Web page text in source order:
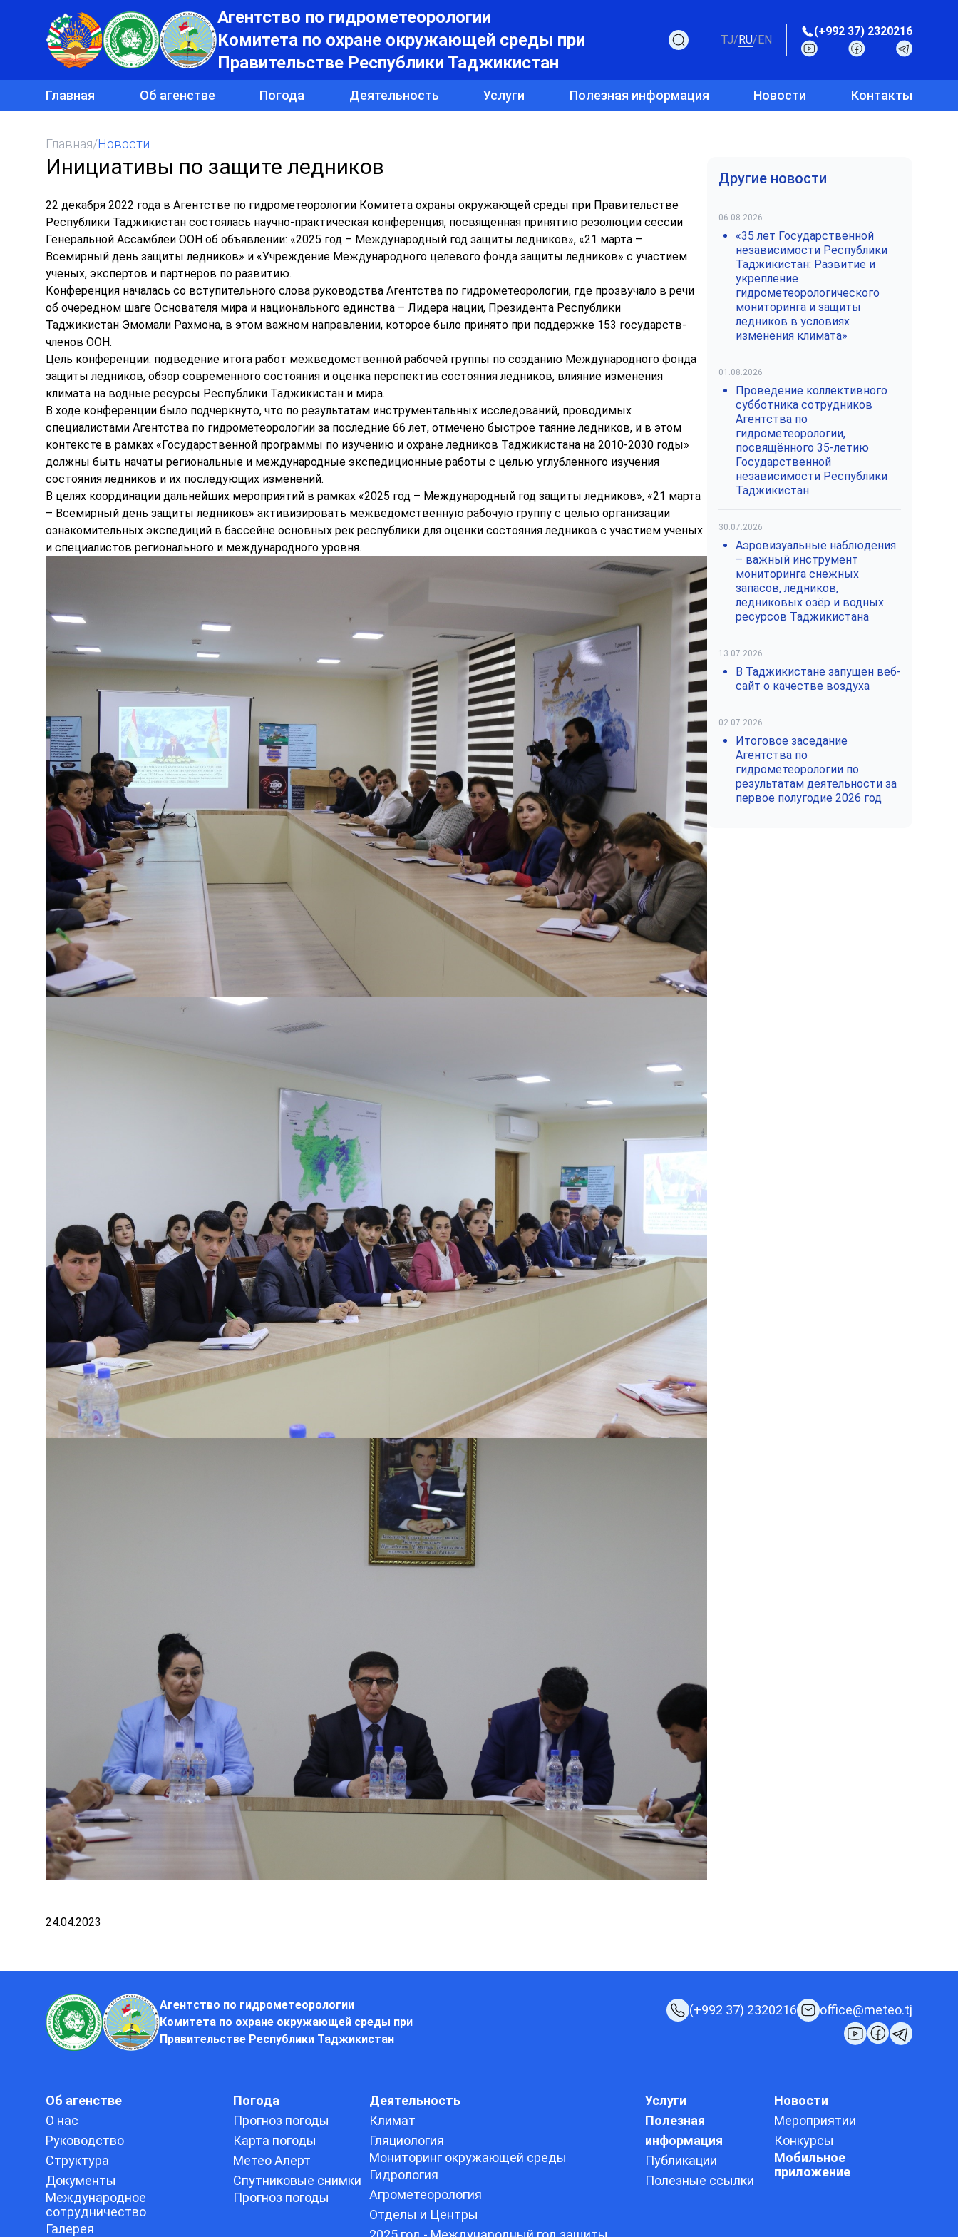
Агентство по гидрометеорологии
Комитета по охране окружающей среды при
Правительстве Республики Таджикистан
TJ/RU/EN
(+992 37) 2320216
Главная Об агенстве Погода Деятельность Услуги Полезная информация Новости Контакты
Главная/Новости
Инициативы по защите ледников
22 декабря 2022 года в Агентстве по гидрометеорологии Комитета охраны окружающей среды при Правительстве
Республики Таджикистан состоялась научно-практическая конференция, посвященная принятию резолюции сессии
Генеральной Ассамблеи ООН об объявлении: «2025 год – Международный год защиты ледников», «21 марта –
Всемирный день защиты ледников» и «Учреждение Международного целевого фонда защиты ледников» с участием
ученых, экспертов и партнеров по развитию.
Конференция началась со вступительного слова руководства Агентства по гидрометеорологии, где прозвучало в речи
об очередном шаге Основателя мира и национального единства – Лидера нации, Президента Республики
Таджикистан Эмомали Рахмона, в этом важном направлении, которое было принято при поддержке 153 государств-
членов ООН.
Цель конференции: подведение итога работ межведомственной рабочей группы по созданию Международного фонда
защиты ледников, обзор современного состояния и оценка перспектив состояния ледников, влияние изменения
климата на водные ресурсы Республики Таджикистан и мира.
В ходе конференции было подчеркнуто, что по результатам инструментальных исследований, проводимых
специалистами Агентства по гидрометеорологии за последние 66 лет, отмечено быстрое таяние ледников, и в этом
контексте в рамках «Государственной программы по изучению и охране ледников Таджикистана на 2010-2030 годы»
должны быть начаты региональные и международные экспедиционные работы с целью углубленного изучения
состояния ледников и их последующих изменений.
В целях координации дальнейших мероприятий в рамках «2025 год – Международный год защиты ледников», «21 марта
– Всемирный день защиты ледников» активизировать межведомственную рабочую группу с целью организации
ознакомительных экспедиций в бассейне основных рек республики для оценки состояния ледников с участием ученых
и специалистов регионального и международного уровня.
24.04.2023
Другие новости
06.08.2026
«35 лет Государственной
независимости Республики
Таджикистан: Развитие и
укрепление
гидрометеорологического
мониторинга и защиты
ледников в условиях
изменения климата»
01.08.2026
Проведение коллективного
субботника сотрудников
Агентства по
гидрометеорологии,
посвящённого 35-летию
Государственной
независимости Республики
Таджикистан
30.07.2026
Аэровизуальные наблюдения
– важный инструмент
мониторинга снежных
запасов, ледников,
ледниковых озёр и водных
ресурсов Таджикистана
13.07.2026
В Таджикистане запущен веб-
сайт о качестве воздуха
02.07.2026
Итоговое заседание
Агентства по
гидрометеорологии по
результатам деятельности за
первое полугодие 2026 год
Агентство по гидрометеорологии
Комитета по охране окружающей среды при
Правительстве Республики Таджикистан
(+992 37) 2320216 office@meteo.tj
Об агенстве
О нас
Руководство
Структура
Документы
Международное
сотрудничество
Галерея
Погода
Прогноз погоды
Карта погоды
Метео Алерт
Спутниковые снимки
Прогноз погоды
Деятельность
Климат
Гляциология
Мониторинг окружающей среды
Гидрология
Агрометеорология
Отделы и Центры
Услуги
Полезная
информация
Публикации
Полезные ссылки
Новости
Мероприятии
Конкурсы
Мобильное
приложение